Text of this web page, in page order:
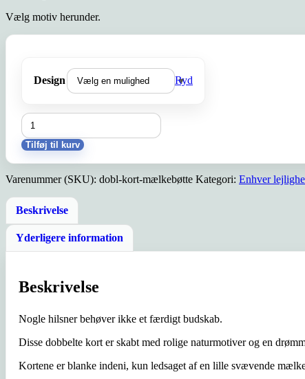
Vælg motiv herunder.
Design Ryd
Dobbelte
kort
-
i
måneskin
Tilføj til kurv
Varenummer (SKU): dobl-kort-mælkebøtte Kategori: Enhver
Beskrivelse
Yderligere information
Beskrivelse
Nogle hilsner behøver ikke et færdigt budskab.
Disse dobbelte kort er skabt med rolige naturmotiver og en
Kortene er blanke indeni, kun ledsaget af en lille svævende